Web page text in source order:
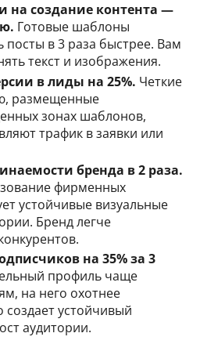
на создание контента —
Готовые шаблоны
посты в 3 раза быстрее. Вам
текст и изображения.
в лиды на 25%. Четкие
размещенные
зонах шаблонов,
трафик в заявки или
бренда в 2 раза.
фирменных
устойчивые визуальные
Бренд легче
на 35% за 3
профиль чаще
на него охотнее
устойчивый
аудитории.